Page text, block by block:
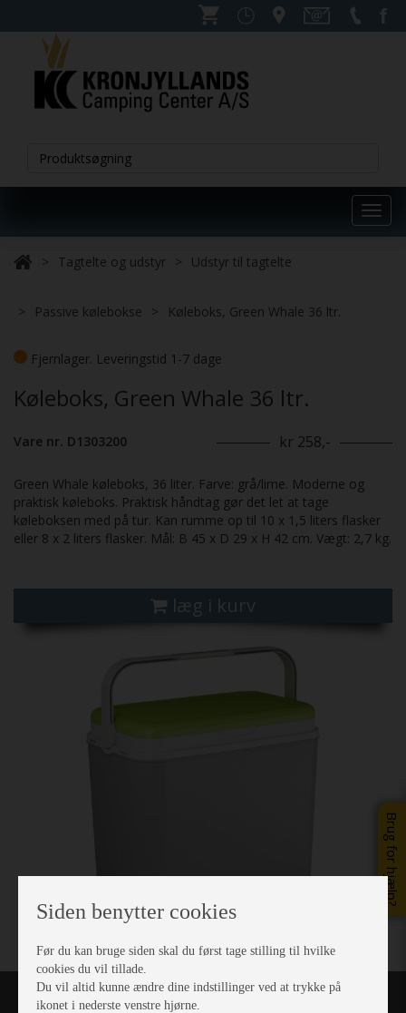
Brug for hjælp?
Tagtelte og udstyr Udstyr til tagtelte
Passive kølebokse Køleboks, Green Whale 36 ltr.
Fjernlager. Leveringstid 1-7 dage
Køleboks, Green Whale 36 ltr.
Vare nr. D1303200 kr 258,-
Green Whale køleboks, 36 liter. Farve: grå/lime. Moderne og
praktisk køleboks. Praktisk håndtag gør det let at tage
køleboksen med på tur. Kan rumme op til 10 x 1,5 liters flasker
eller 8 x 2 liters flasker. Mål: B 45 x D 29 x H 42 cm. Vægt: 2,7 kg.
læg i kurv
Siden benytter cookies
Før du kan bruge siden skal du først tage stilling til hvilke
cookies du vil tillade.
Du vil altid kunne ændre dine indstillinger ved at trykke på
ikonet i nederste venstre hjørne.